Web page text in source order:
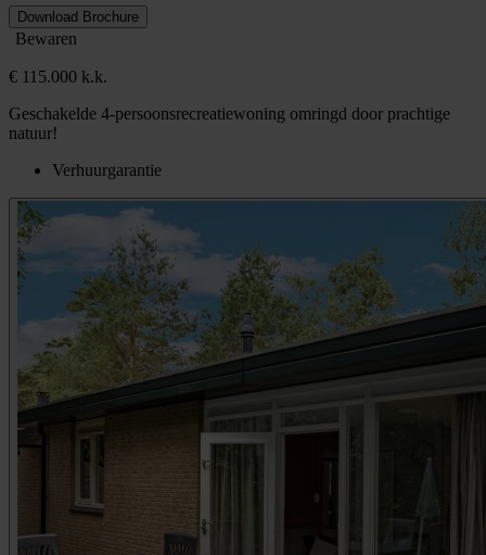
Download Brochure
Bewaren
€ 115.000 k.k.
Geschakelde 4-persoonsrecreatiewoning omringd door prachtige
natuur!
Verhuurgarantie